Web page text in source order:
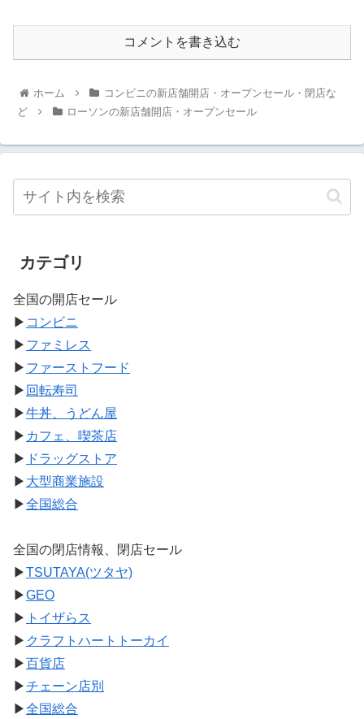
コメントを書き込む
ホーム
コンビニの新店舗開店・オープンセール・閉店な
ど
ローソンの新店舗開店・オープンセール
カテゴリ
全国の開店セール
▶ コンビニ
▶ ファミレス
▶ ファーストフード
▶ 回転寿司
▶牛丼、うどん屋
▶ カフェ、喫茶店
▶ ドラッグストア
▶ 大型商業施設
▶全国総合
全国の閉店情報、閉店セール
▶TSUTAYA(ツタヤ)
▶GEO
▶ トイザらス
▶ クラフトハートトーカイ
▶百貨店
▶チェーン店別
▶全国総合